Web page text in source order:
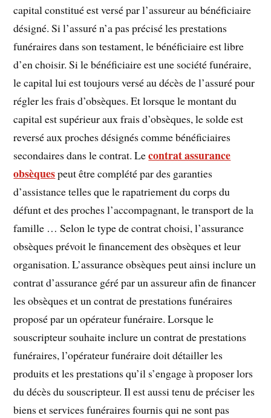
capital constitué est versé par l’assureur au bénéficiaire
désigné. Si l’assuré n’a pas précisé les prestations
funéraires dans son testament, le bénéficiaire est libre
d’en choisir. Si le bénéficiaire est une société funéraire,
le capital lui est toujours versé au décès de l’assuré pour
régler les frais d’obsèques. Et lorsque le montant du
capital est supérieur aux frais d’obsèques, le solde est
reversé aux proches désignés comme bénéficiaires
secondaires dans le contrat. Lecontrat assurance
obsèquespeut être complété par des garanties
d’assistance telles que le rapatriement du corps du
défunt et des proches l’accompagnant, le transport de la
famille … Selon le type de contrat choisi, l’assurance
obsèques prévoit le financement des obsèques et leur
organisation. L’assurance obsèques peut ainsi inclure un
contrat d’assurance géré par un assureur afin de financer
les obsèques et un contrat de prestations funéraires
proposé par un opérateur funéraire. Lorsque le
souscripteur souhaite inclure un contrat de prestations
funéraires, l’opérateur funéraire doit détailler les
produits et les prestations qu’il s’engage à proposer lors
du décès du souscripteur. Il est aussi tenu de préciser les
biens et services funéraires fournis qui ne sont pas